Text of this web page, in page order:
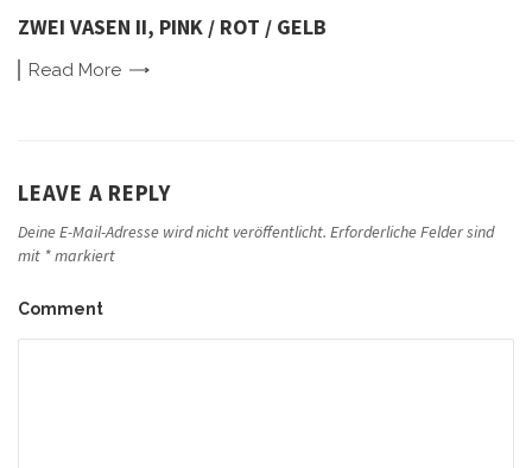
ZWEI VASEN II, PINK / ROT / GELB
Read More
LEAVE A REPLY
Deine E-Mail-Adresse wird nicht veröffentlicht. Erforderliche Felder sind
mit *markiert
Comment